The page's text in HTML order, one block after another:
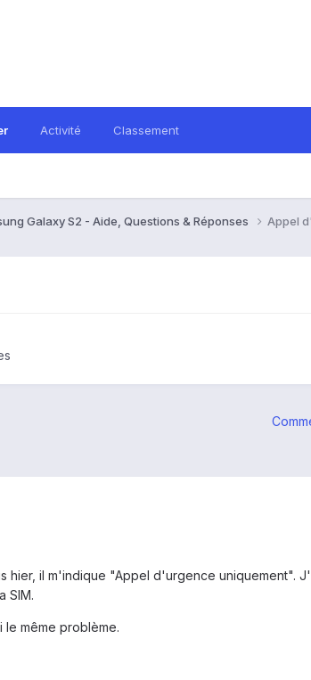
Activité Classement
Galaxy S2 - Aide, Questions & Réponses Appel
hier, il m'indique "Appel d'urgence uniquement".
SIM.
le même problème.